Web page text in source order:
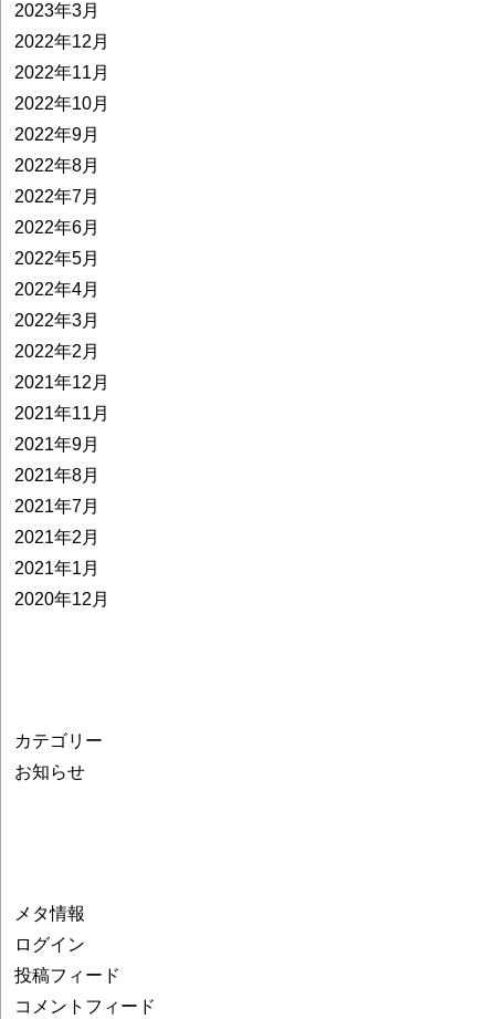
2023年3月
2022年12月
2022年11月
2022年10月
2022年9月
2022年8月
2022年7月
2022年6月
2022年5月
2022年4月
2022年3月
2022年2月
2021年12月
2021年11月
2021年9月
2021年8月
2021年7月
2021年2月
2021年1月
2020年12月
カテゴリー
お知らせ
メタ情報
ログイン
投稿フィード
コメントフィード